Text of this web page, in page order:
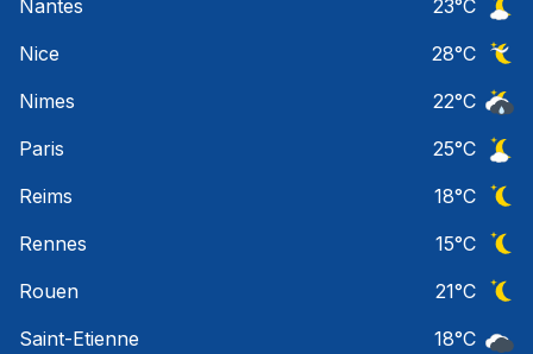
Nantes
23°C
Nice
28°C
Nimes
22°C
Paris
25°C
Reims
18°C
Rennes
15°C
Rouen
21°C
Saint-Etienne
18°C